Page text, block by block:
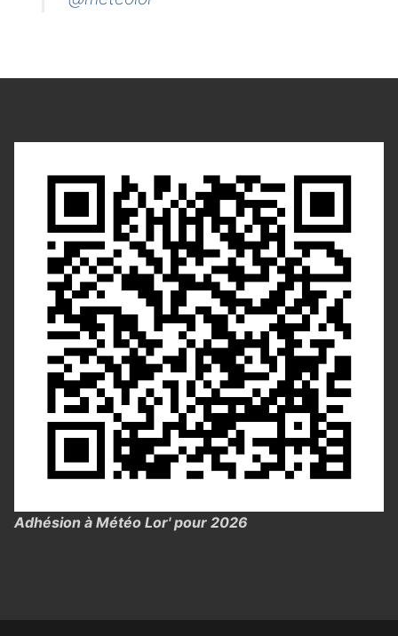
Adhésion à Météo Lor' pour 2026